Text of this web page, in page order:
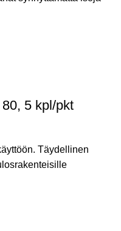
5 kpl/pkt
Täydellinen